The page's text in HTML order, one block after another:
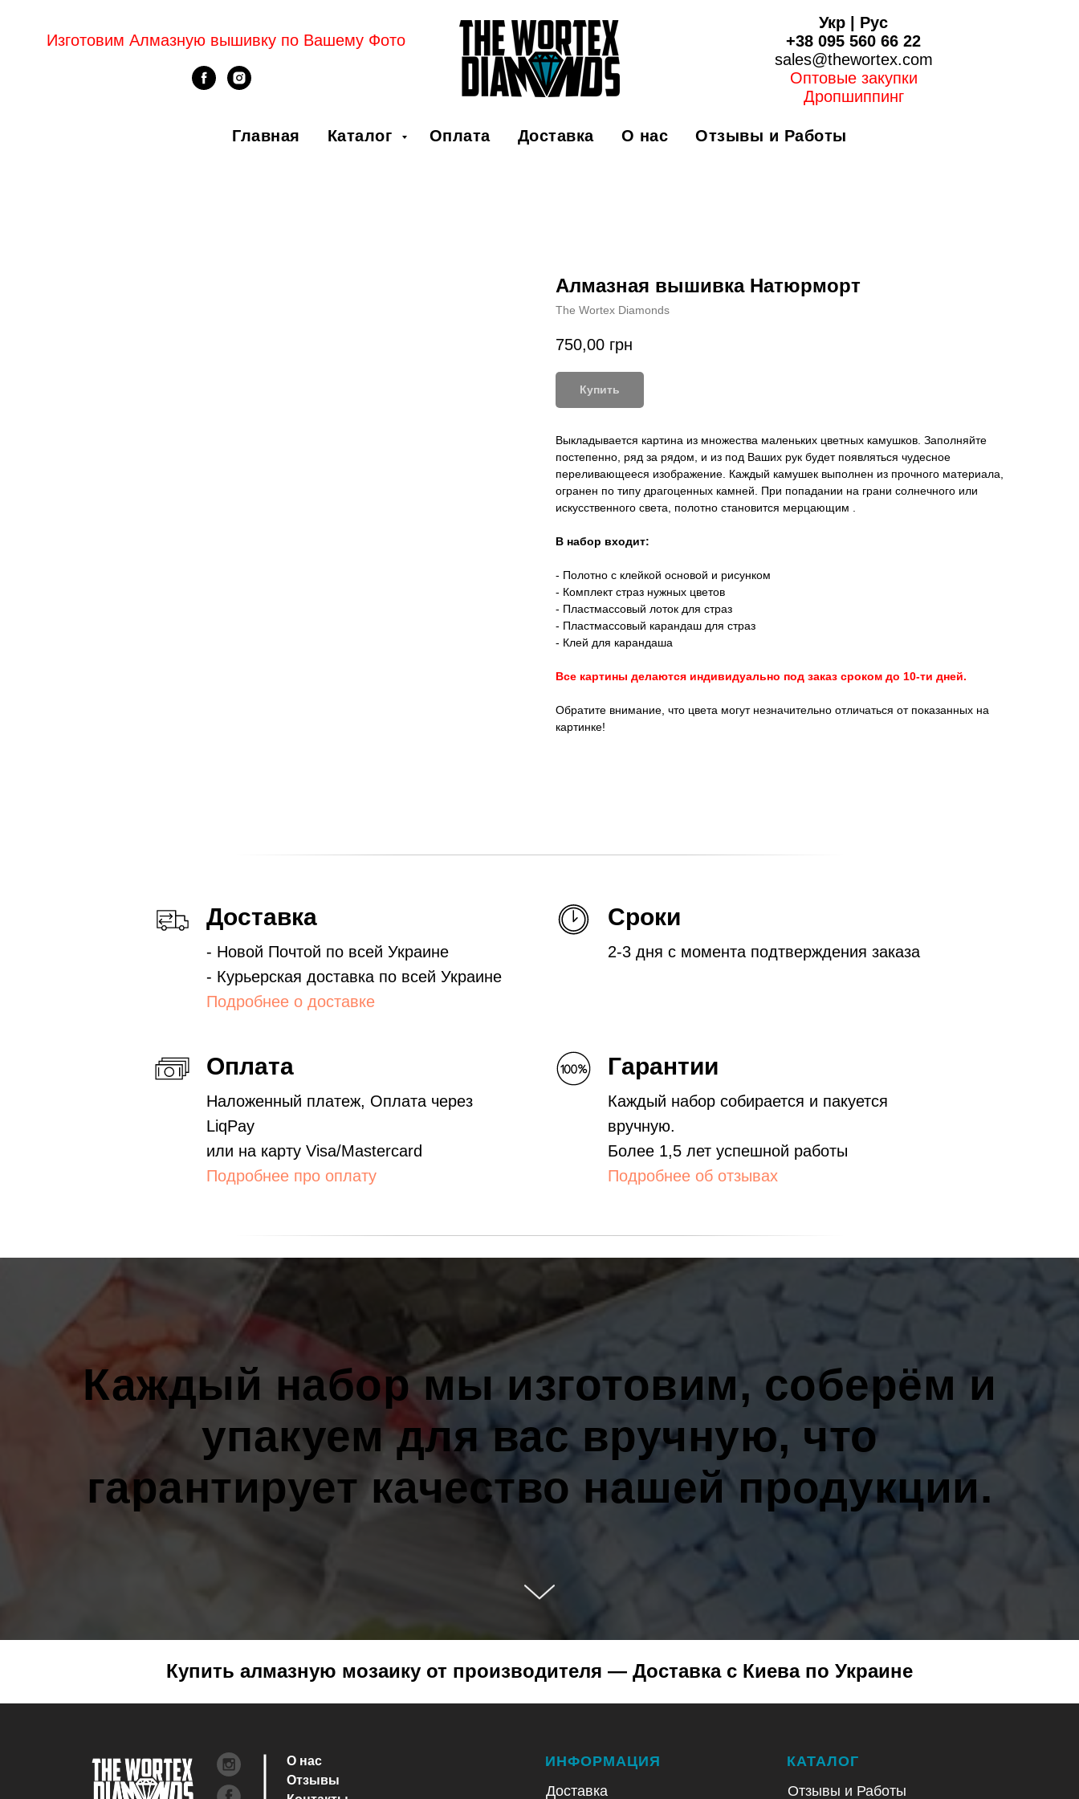
Изготовим Алмазную вышивку по Вашему Фото
Укр
Рус
+38 095 560 66 22
sales@thewortex.com
Оптовые закупки
Дропшиппинг
Главная Каталог Оплата Доставка О нас Отзывы и Работы
Алмазная вышивка Натюрморт
The Wortex Diamonds
750,00 грн
Купить
Выкладывается картина из множества маленьких цветных камушков. Заполняйте
постепенно, ряд за рядом, и из под Ваших рук будет появляться чудесное
переливающееся изображение. Каждый камушек выполнен из прочного материала,
огранен по типу драгоценных камней. При попадании на грани солнечного или
искусственного света, полотно становится мерцающим .
В набор входит:
- Полотно с клейкой основой и рисунком
- Комплект страз нужных цветов
- Пластмассовый лоток для страз
- Пластмассовый карандаш для страз
- Клей для карандаша
Все картины делаются индивидуально под заказ сроком до 10-ти дней.
Обратите внимание, что цвета могут незначительно отличаться от показанных на
картинке!
Доставка
- Новой Почтой по всей Украине
- Курьерская доставка по всей Украине
Подробнее о доставке
Сроки
2-3 дня с момента подтверждения заказа
Оплата
Наложенный платеж, Оплата через
LiqPay
или на карту Visa/Mastercard
Подробнее про оплату
Гарантии
Каждый набор собирается и пакуется
вручную.
Более 1,5 лет успешной работы
Подробнее об отзывах
Каждый набор мы изготовим, соберём и
упакуем для вас вручную, что
гарантирует качество нашей продукции.
Купить алмазную мозаику от производителя — Доставка с Киева по Украине
ИНФОРМАЦИЯ
Доставка
КАТАЛОГ
Отзывы и Работы
О нас
Отзывы